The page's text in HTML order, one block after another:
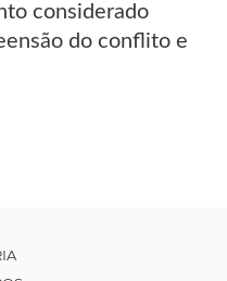
considerado
do conflito e